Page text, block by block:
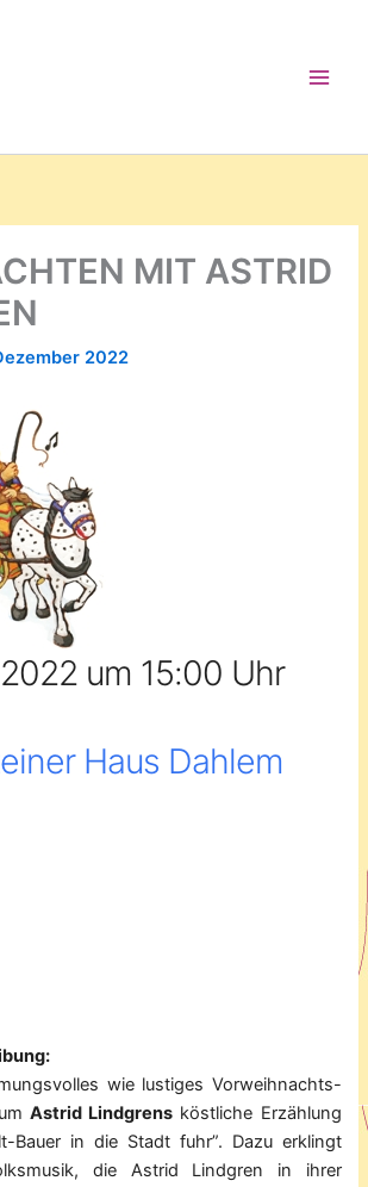
MIT ASTRID
2022
um 15:00 Uhr
Haus Dahlem
wie lustiges Vorweihnachts-
Astrid Lindgrens köstliche Erzählung
Bauer in die Stadt fuhr”. Dazu erklingt
die Astrid Lindgren in ihrer